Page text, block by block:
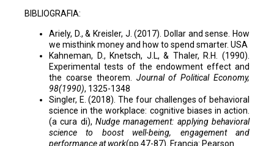
BIBLIOGRAFIA:
Ariely, D., & Kreisler, J. (2017). Dollar and sense. How
we misthink money and how to spend smarter. USA
Kahneman, D., Knetsch, J.L, & Thaler, R.H. (1990).
Experimental tests of the endowment effect and
the coarse theorem. Journal of Political Economy,
98(1990), 1325-1348
Singler, E. (2018). The four challenges of behavioral
science in the workplace: cognitive biases in action.
(a cura di), Nudge management: applying behavioral
science to boost well-being, engagement and
performance at work(pp.47-87). Francia: Pearson